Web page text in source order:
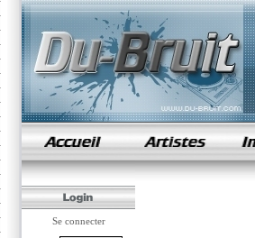
samples de rap
Se connecter